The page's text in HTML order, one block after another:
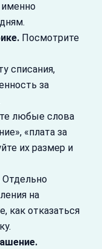
именно
Посмотрите
списания,
за
любые слова
«плата за
их размер и
Отдельно
на
как отказаться